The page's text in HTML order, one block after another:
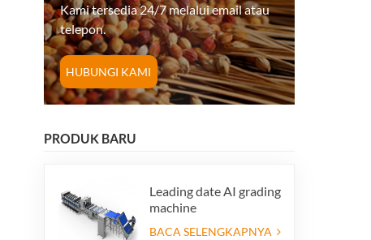
Kami tersedia 24/7 melalui email atau
telepon.
HUBUNGI KAMI
PRODUK BARU
Leading date AI grading
machine
BACA SELENGKAPNYA